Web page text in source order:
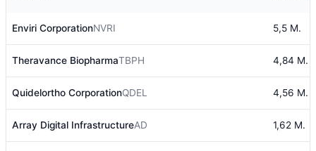
Enviri CorporationNVRI 5,5 M.
Theravance BiopharmaTBPH 4,84 M.
Quidelortho CorporationQDEL 4,56 M.
Array Digital InfrastructureAD 1,62 M.